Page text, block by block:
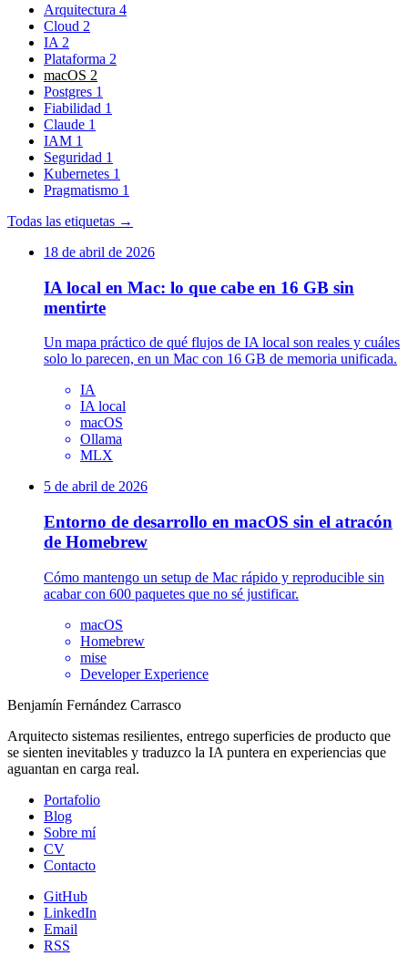
Arquitectura 4
Cloud 2
IA 2
Plataforma 2
macOS 2
Postgres 1
Fiabilidad 1
Claude 1
IAM 1
Seguridad 1
Kubernetes 1
Pragmatismo 1
Todas las etiquetas →
18 de abril de 2026
IA local en Mac: lo que cabe en 16 GB sin
mentirte
Un mapa práctico de qué flujos de IA local son reales y cuáles
solo lo parecen, en un Mac con 16 GB de memoria unificada.
IA
IA local
macOS
Ollama
MLX
5 de abril de 2026
Entorno de desarrollo en macOS sin el atracón
de Homebrew
Cómo mantengo un setup de Mac rápido y reproducible sin
acabar con 600 paquetes que no sé justificar.
macOS
Homebrew
mise
Developer Experience
Benjamín Fernández Carrasco
Arquitecto sistemas resilientes, entrego superficies de producto que
se sienten inevitables y traduzco la IA puntera en experiencias que
aguantan en carga real.
Portafolio
Blog
Sobre mí
CV
Contacto
GitHub
LinkedIn
Email
RSS